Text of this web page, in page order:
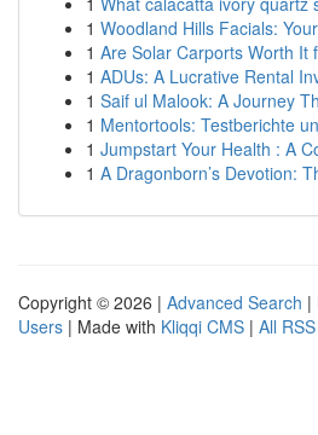
1 Woodland Hills Facials:
1 Are Solar Carports Worth It
1 ADUs: A Lucrative Rental
1 Saif ul Malook: A Journey
1 Mentortools: Testberichte
1 Jumpstart Your Health : A
1 A Dragonborn’s Devotion:
Copyright © 2026 | Advanced Search |
Users | Made with Kliqqi CMS | All